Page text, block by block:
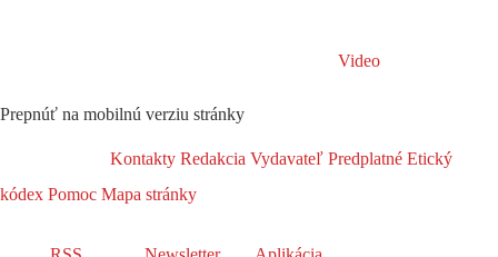
Video
Prepnúť na mobilnú verziu stránky
Kontakty Redakcia Vydavateľ Predplatné Etický
kódex Pomoc Mapa stránky